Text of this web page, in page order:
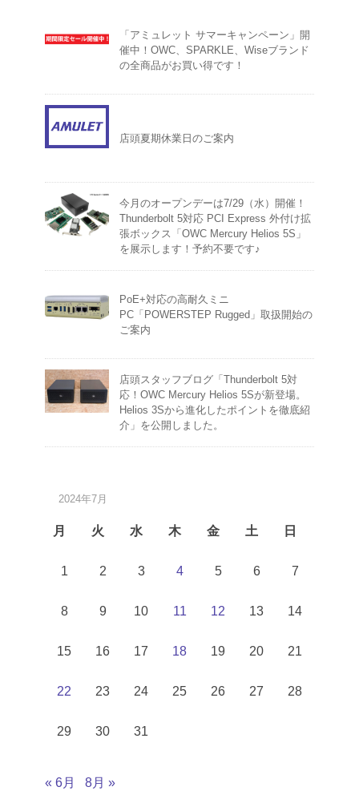
「アミュレット サマーキャンペーン」開
催中！OWC、SPARKLE、Wiseブランド
の全商品がお買い得です！
店頭夏期休業日のご案内
今月のオープンデーは7/29（水）開催！
Thunderbolt 5対応 PCI Express 外付け拡
張ボックス「OWC Mercury Helios 5S」
を展示します！予約不要です♪
PoE+対応の高耐久ミニ
PC「POWERSTEP Rugged」取扱開始の
ご案内
店頭スタッフブログ「Thunderbolt 5対
応！OWC Mercury Helios 5Sが新登場。
Helios 3Sから進化したポイントを徹底紹
介」を公開しました。
2024年7月
月 火 水 木 金 土 日
1 2 3 4 5 6 7
8 9 10 11 12 13 14
15 16 17 18 19 20 21
22 23 24 25 26 27 28
29 30 31
« 6月 8月 »